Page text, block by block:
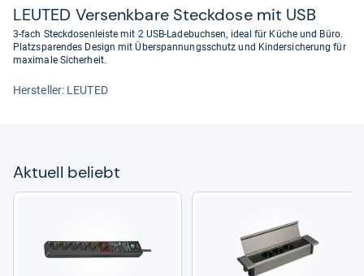
und
lassen
LEU­TED Ver­senk­bare Steck­dose mit USB
3-fach Steckdosenleiste mit 2 USB-Ladebuchsen, ideal für Küche und Büro.
Platzsparendes Design mit Überspannungsschutz und Kindersicherung für
maximale Sicherheit.
Her­stel­ler: LEUTED
Aktu­ell beliebt